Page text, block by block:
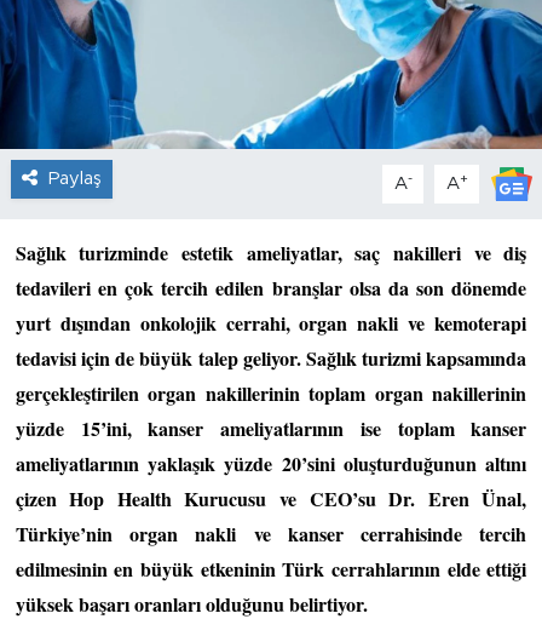
Paylaş A- A+
Sağlık turizminde estetik ameliyatlar, saç nakilleri ve diş
tedavileri en çok tercih edilen branşlar olsa da son dönemde
yurt dışından onkolojik cerrahi, organ nakli ve kemoterapi
tedavisi için de büyük talep geliyor.Sağlık turizmi kapsamında
gerçekleştirilen organ nakillerinin toplam organ nakillerinin
yüzde 15’ini, kanser ameliyatlarının ise toplam kanser
ameliyatlarının yaklaşık yüzde 20’sini oluşturduğunun altını
çizen Hop Health Kurucusu ve CEO’su Dr. Eren Ünal,
Türkiye’nin organ nakli ve kanser cerrahisinde tercih
edilmesinin en büyük etkeninin Türk cerrahlarının elde ettiği
yüksek başarı oranları olduğunu belirtiyor.